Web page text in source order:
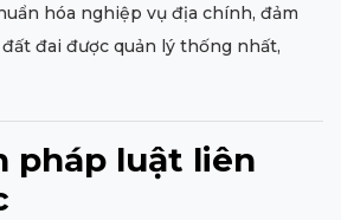
hóa nghiệp vụ địa chính, đảm
đai được quản lý thống nhất,
pháp luật liên